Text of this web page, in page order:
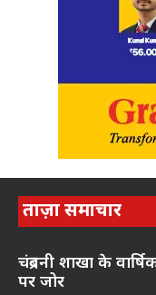
ताज़ा समाचार
चंद्रबनी शाखा के
पर जोर